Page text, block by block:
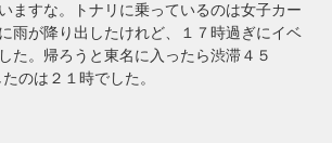
ますな。トナリに乗っているのは女子カー
雨が降り出したけれど、１７時過ぎにイベ
た。帰ろうと東名に入ったら渋滞４５
のは２１時でした。